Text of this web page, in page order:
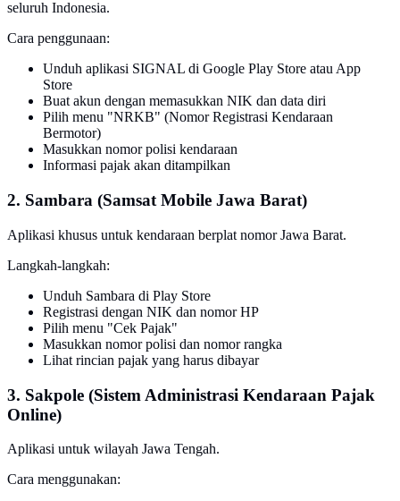
seluruh Indonesia.
Cara penggunaan:
Unduh aplikasi SIGNAL di Google Play Store atau App
Store
Buat akun dengan memasukkan NIK dan data diri
Pilih menu "NRKB" (Nomor Registrasi Kendaraan
Bermotor)
Masukkan nomor polisi kendaraan
Informasi pajak akan ditampilkan
2. Sambara (Samsat Mobile Jawa Barat)
Aplikasi khusus untuk kendaraan berplat nomor Jawa Barat.
Langkah-langkah:
Unduh Sambara di Play Store
Registrasi dengan NIK dan nomor HP
Pilih menu "Cek Pajak"
Masukkan nomor polisi dan nomor rangka
Lihat rincian pajak yang harus dibayar
3. Sakpole (Sistem Administrasi Kendaraan Pajak
Online)
Aplikasi untuk wilayah Jawa Tengah.
Cara menggunakan: